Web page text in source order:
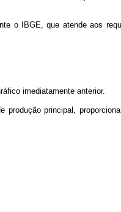
o IBGE, que atende aos
imediatamente anterior.
principal,